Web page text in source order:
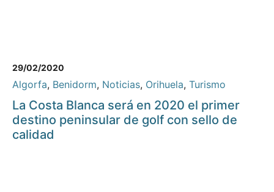
29/02/2020
Algorfa, Benidorm, Noticias, Orihuela, Turismo
La Costa Blanca será en 2020 el primer
destino peninsular de golf con sello de
calidad